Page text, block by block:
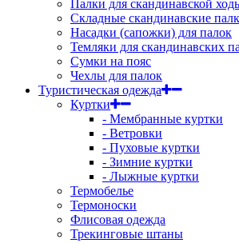
Палки для скандинавской
Складные скандинавские
Насадки (сапожки) для палок
Темляки для скандинавских
Сумки на пояс
Чехлы для палок
Туристическая одежда
Куртки
- Мембранные куртки
- Ветровки
- Пуховые куртки
- Зимние куртки
- Лыжные куртки
Термобелье
Термоноски
Флисовая одежда
Трекинговые штаны